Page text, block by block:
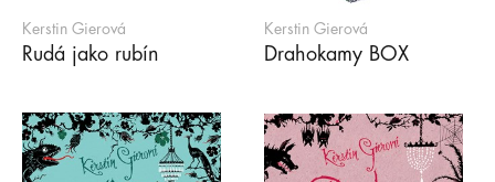
Kerstin Gierová
Rudá jako rubín
Kerstin Gierová
Drahokamy BOX